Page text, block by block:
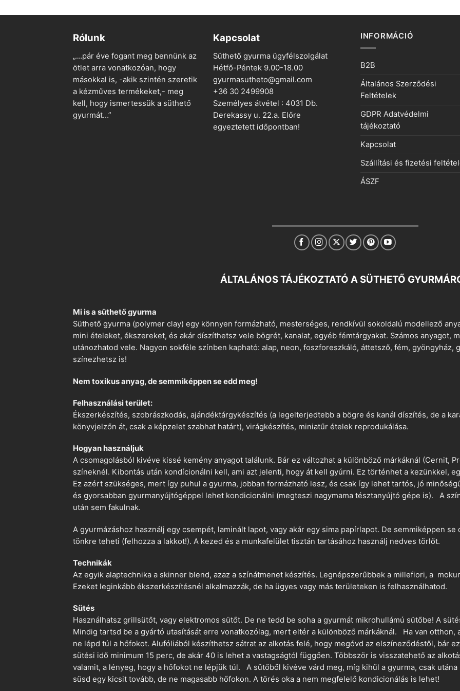
Rólunk
„…pár éve fogant meg bennünk az
ötlet arra vonatkozóan, hogy
másokkal is, -akik szintén szeretik
a kézműves termékeket,- meg
kell, hogy ismertessük a süthető
gyurmát…”
Kapcsolat
Süthető gyurma ügyfélszolgálat
Hétfő-Péntek 9.00-18.00
gyurmasutheto@gmail.com
+36 30 2499908
Személyes átvétel : 4031 Db.
Derekassy u. 22.a. Előre
egyeztetett időpontban!
INFORMÁCIÓ
B2B
Általános Szerződési
Feltételek
GDPR Adatvédelmi
tájékoztató
Kapcsolat
Szállítási és fizetési
ÁSZF
ÁLTALÁNOS TÁJÉKOZTATÓ A SÜTHETŐ
Mi is a süthető gyurma
Süthető gyurma (polymer clay) egy könnyen formázható, mesterséges, rendkívül sokoldalú modellező
mini ételeket, ékszereket, és akár díszíthetsz vele bögrét, kanalat, egyéb fémtárgyakat. Számos anyagot,
utánozhatod vele. Nagyon sokféle színben kapható: alap, neon, foszforeszkáló, áttetsző, fém, gyöngyház,
színezhetsz is!
Nem toxikus anyag, de semmiképpen se edd meg!
Felhasználási terület:
Ékszerkészítés, szobrászkodás, ajándéktárgykészítés (a legelterjedtebb a bögre és kanál díszítés, de a
könyvjelzőn át, csak a képzelet szabhat határt), virágkészítés, miniatűr ételek reprodukálása.
Hogyan használjuk
A csomagolásból kivéve kissé kemény anyagot találunk. Bár ez változhat a különböző márkáknál (Cernit,
színeknél. Kibontás után kondícionálni kell, ami azt jelenti, hogy át kell gyúrni. Ez történhet a kezünkkel,
Ez azért szükséges, mert így puhul a gyurma, jobban formázható lesz, és csak így lehet tartós, jó
és gyorsabban gyurmanyújtógéppel lehet kondicionálni (megteszi nagymama tésztanyújtó gépe is). A
után sem fakulnak.
A gyurmázáshoz használj egy csempét, laminált lapot, vagy akár egy sima papírlapot. De semmiképpen
tönkre teheti (felhozza a lakkot!). A kezed és a munkafelület tisztán tartásához használj nedves törlőt.
Technikák
Az egyik alaptechnika a skinner blend, azaz a színátmenet készítés. Legnépszerűbbek a millefiori, a
Ezeket leginkább ékszerkészítésnél alkalmazzák, de ha ügyes vagy más területeken is felhasználhatod.
Sütés
Használhatsz grillsütőt, vagy elektromos sütőt. De ne tedd be soha a gyurmát mikrohullámú sütőbe! A
Mindig tartsd be a gyártó utasítását erre vonatkozólag, mert eltér a különböző márkáknál. Ha van otthon,
ne lépd túl a hőfokot. Alufóliából készíthetsz sátrat az alkotás felé, hogy megóvd az elszíneződéstől, bár
sütési idő minimum 15 perc, de akár 40 is lehet a vastagságtól függően. Többször is visszatehető az
valamit, a lényeg, hogy a hőfokot ne lépjük túl. A sütőből kivéve várd meg, míg kihűl a gyurma, csak
süsd egy kicsit tovább, de ne magasabb hőfokon. A törés oka a nem megfelelő kondicionálás is lehet!